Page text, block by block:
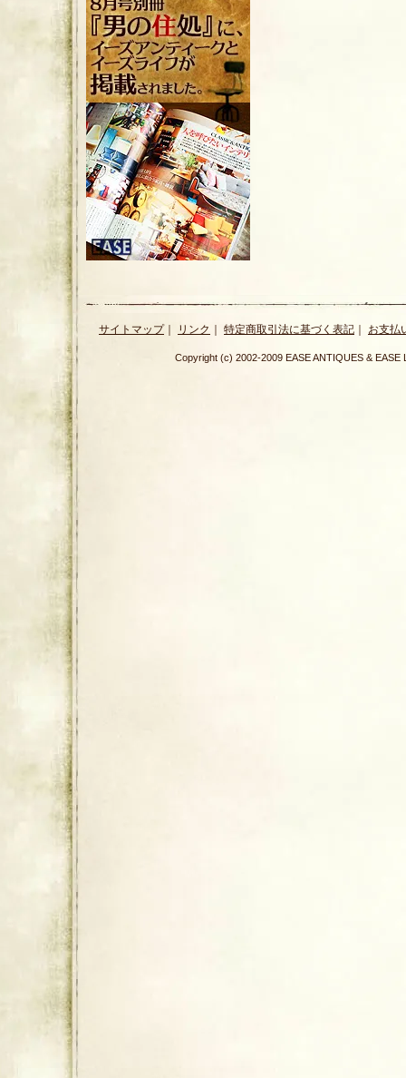
サイトマップ｜ リンク ｜ 特定商取引法に基づく表記 ｜ お支払
Copyright (c) 2002-2009 EASE ANTIQUES &